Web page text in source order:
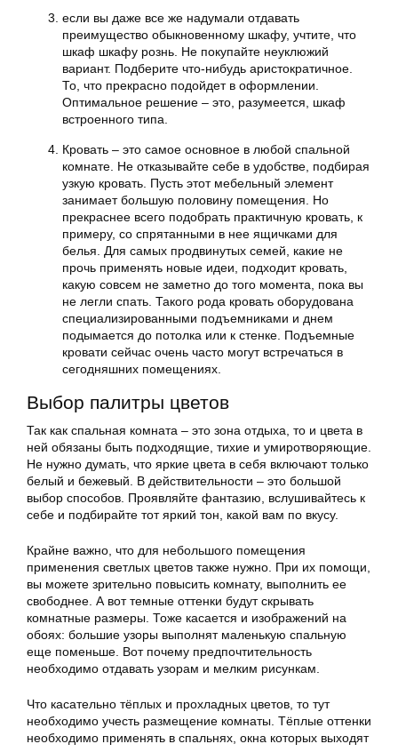
если вы даже все же надумали отдавать
преимущество обыкновенному шкафу, учтите, что
шкаф шкафу рознь. Не покупайте неуклюжий
вариант. Подберите что-нибудь аристократичное.
То, что прекрасно подойдет в оформлении.
Оптимальное решение – это, разумеется, шкаф
встроенного типа.
Кровать – это самое основное в любой спальной
комнате. Не отказывайте себе в удобстве, подбирая
узкую кровать. Пусть этот мебельный элемент
занимает большую половину помещения. Но
прекраснее всего подобрать практичную кровать, к
примеру, со спрятанными в нее ящичками для
белья. Для самых продвинутых семей, какие не
прочь применять новые идеи, подходит кровать,
какую совсем не заметно до того момента, пока вы
не легли спать. Такого рода кровать оборудована
специализированными подъемниками и днем
подымается до потолка или к стенке. Подъемные
кровати сейчас очень часто могут встречаться в
сегодняшних помещениях.
Выбор палитры цветов
Так как спальная комната – это зона отдыха, то и цвета в
ней обязаны быть подходящие, тихие и умиротворяющие.
Не нужно думать, что яркие цвета в себя включают только
белый и бежевый. В действительности – это большой
выбор способов. Проявляйте фантазию, вслушивайтесь к
себе и подбирайте тот яркий тон, какой вам по вкусу.
Крайне важно, что для небольшого помещения
применения светлых цветов также нужно. При их помощи,
вы можете зрительно повысить комнату, выполнить ее
свободнее. А вот темные оттенки будут скрывать
комнатные размеры. Тоже касается и изображений на
обоях: большие узоры выполнят маленькую спальную
еще поменьше. Вот почему предпочтительность
необходимо отдавать узорам и мелким рисункам.
Что касательно тёплых и прохладных цветов, то тут
необходимо учесть размещение комнаты. Тёплые оттенки
необходимо применять в спальнях, окна которых выходят